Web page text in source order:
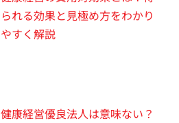
られる効果と見極め方をわかり
やすく解説
健康経営優良法人は意味ない？